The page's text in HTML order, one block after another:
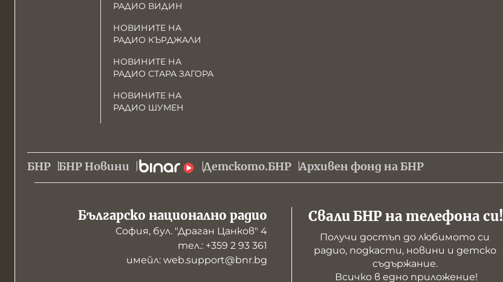
РАДИО ВИДИН
НОВИНИТЕ НА
РАДИО КЪРДЖАЛИ
НОВИНИТЕ НА
РАДИО СТАРА ЗАГОРА
НОВИНИТЕ НА
РАДИО ШУМЕН
БНР БНР Новини Детското.БНР Архивен фонд на БНР
Българско национално радио
София, бул. "Драган Цанков" 4
тел.: +359 2 93 361
имейл: web.support@bnr.bg
Свали БНР на телефона си!
Получи достъп до любимото си
радио, подкасти, новини и детско
съдържание.
Всичко в едно приложение!